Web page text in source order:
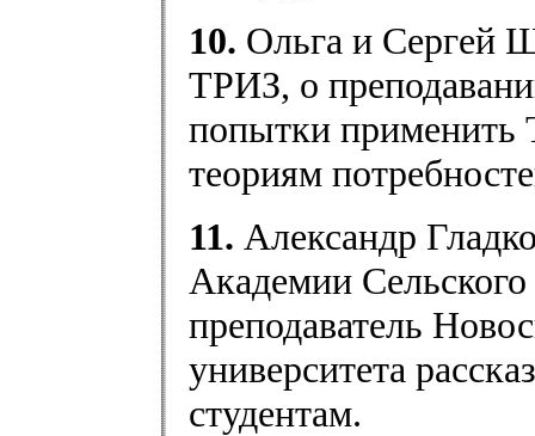
10. Ольга и Сергей
ТРИЗ, о
попытки применить
теориям
11. Александр
Академии
преподаватель
университета
студентам.